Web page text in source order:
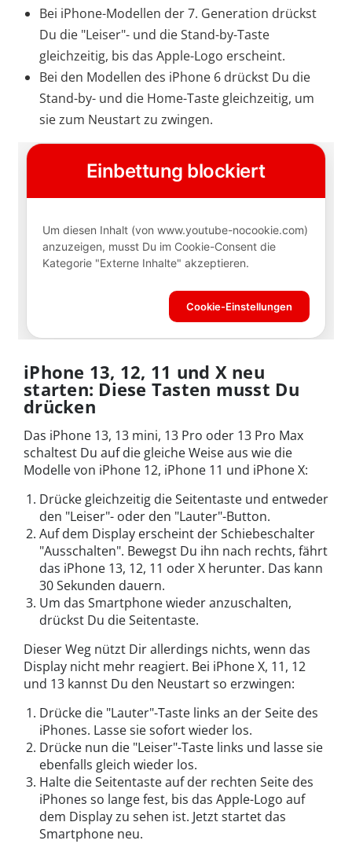
Bei iPhone-Modellen der 7. Generation drückst
Du die "Leiser"- und die Stand-by-Taste
gleichzeitig, bis das Apple-Logo erscheint.
Bei den Modellen des iPhone 6 drückst Du die
Stand-by- und die Home-Taste gleichzeitig, um
sie zum Neustart zu zwingen.
iPhone 13, 12, 11 und X neu
starten: Diese Tasten musst Du
drücken
Das iPhone 13, 13 mini, 13 Pro oder 13 Pro Max
schaltest Du auf die gleiche Weise aus wie die
Modelle von iPhone 12, iPhone 11 und iPhone X:
Drücke gleichzeitig die Seitentaste und entweder
den "Leiser"- oder den "Lauter"-Button.
Auf dem Display erscheint der Schiebeschalter
"Ausschalten". Bewegst Du ihn nach rechts, fährt
das iPhone 13, 12, 11 oder X herunter. Das kann
30 Sekunden dauern.
Um das Smartphone wieder anzuschalten,
drückst Du die Seitentaste.
Dieser Weg nützt Dir allerdings nichts, wenn das
Display nicht mehr reagiert. Bei iPhone X, 11, 12
und 13 kannst Du den Neustart so erzwingen:
Drücke die "Lauter"-Taste links an der Seite des
iPhones. Lasse sie sofort wieder los.
Drücke nun die "Leiser"-Taste links und lasse sie
ebenfalls gleich wieder los.
Halte die Seitentaste auf der rechten Seite des
iPhones so lange fest, bis das Apple-Logo auf
dem Display zu sehen ist. Jetzt startet das
Smartphone neu.